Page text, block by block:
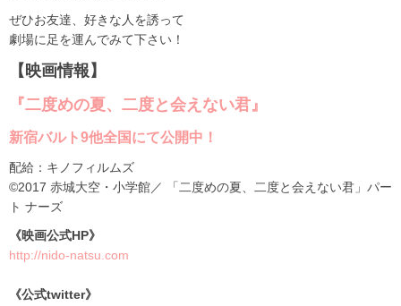
ぜひお友達、好きな人を誘って
劇場に足を運んでみて下さい！
【映画情報】
『二度めの夏、二度と会えない君』
新宿バルト9他全国にて公開中！
配給：キノフィルムズ
©2017 赤城大空・小学館／ 「二度めの夏、二度と会えない君」パー
ト ナーズ
《映画公式HP》
http://nido-natsu.com
《公式twitter》